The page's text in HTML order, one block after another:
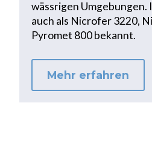
wässrigen
auch als Nicrofer 3220,
Pyromet 800 bekannt.
Mehr erfahren